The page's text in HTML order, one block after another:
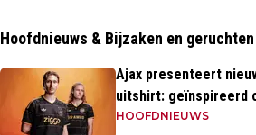
Hoofdnieuws & Bijzaken en geruchten
Ajax presenteert
uitshirt: geïnspireerd
momenten uit
HOOFDNIEUWS